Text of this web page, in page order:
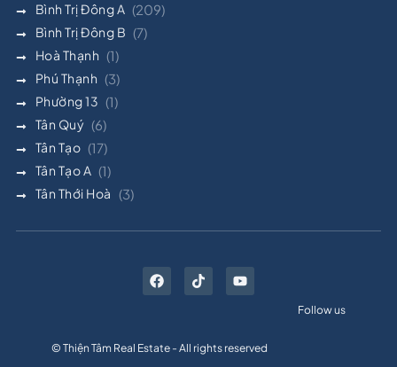
Bình Trị Đông A (209)
Bình Trị Đông B (7)
Hoà Thạnh (1)
Phú Thạnh (3)
Phường 13 (1)
Tân Quý (6)
Tân Tạo (17)
Tân Tạo A (1)
Tân Thới Hoà (3)
© Thiện Tâm Real Estate - All rights reserved
Follow us